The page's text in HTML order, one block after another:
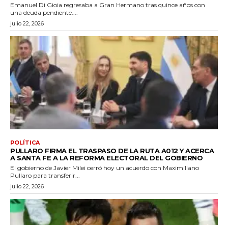
Emanuel Di Gioia regresaba a Gran Hermano tras quince años con
una deuda pendiente....
julio 22, 2026
POLÍTICA
PULLARO FIRMA EL TRASPASO DE LA RUTA A012 Y ACERCA
A SANTA FE A LA REFORMA ELECTORAL DEL GOBIERNO
El gobierno de Javier Milei cerró hoy un acuerdo con Maximiliano
Pullaro para transferir...
julio 22, 2026